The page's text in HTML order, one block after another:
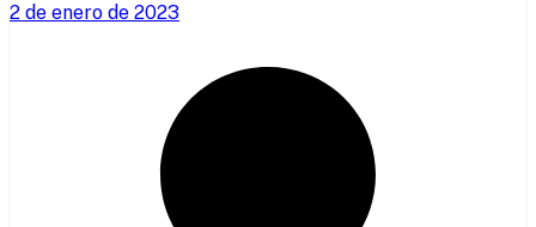
2 de enero de 2023